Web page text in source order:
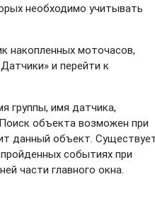
необходимо учитывать
накопленных моточасов,
и перейти к
группы, имя датчика,
объекта возможен при
данный объект.
событиях при
части главного окна.